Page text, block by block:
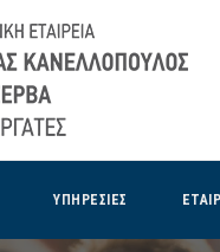
ΥΠΗΡΕΣΙΕΣ